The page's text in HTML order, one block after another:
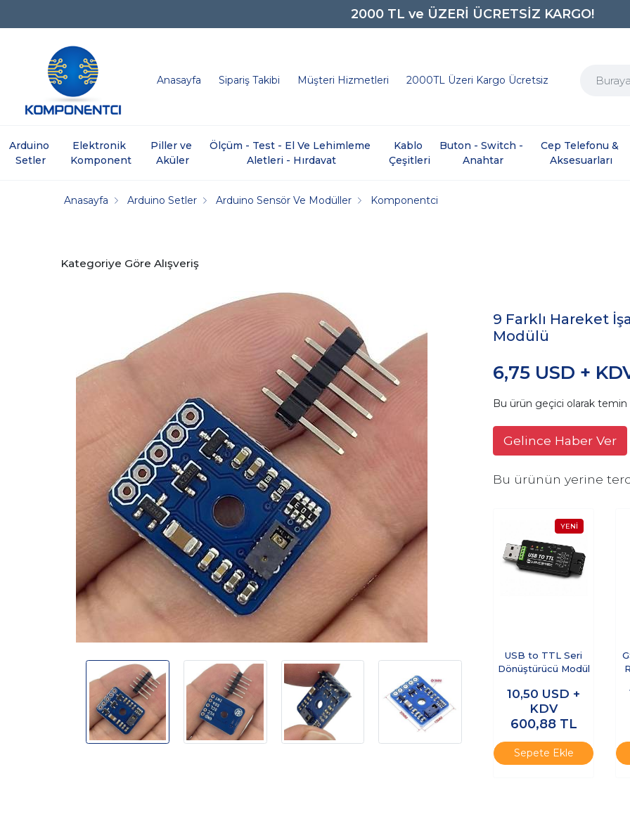
0850 242 0734
Anasayfa Sipariş Takibi Müşteri Hizmetleri 2000TL Üzeri Kargo Ücretsiz
Arduino
Setler
Elektronik
Komponent
Piller ve
Aküler
Ölçüm - Test - El Ve Lehimleme
Aletleri - Hırdavat
Kablo
Çeşitleri
Buton - Switch -
Anahtar
Cep Telefonu &
Aksesuarları
Anasayfa Arduino Setler Arduino Sensör Ve Modüller Komponentci
Kategoriye Göre Alışveriş
9 Farklı Hareket
Modülü
6,75 USD +
Bu ürün geçici olarak
Gelince Haber Ver
Bu ürünün yerine
USB to TTL Seri
Dönüştürücü Modül
10,50 USD +
KDV
600,88 TL
Sepete Ekle